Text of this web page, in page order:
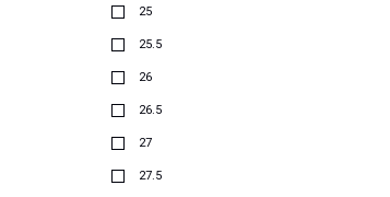
25
25.5
26
26.5
27
27.5